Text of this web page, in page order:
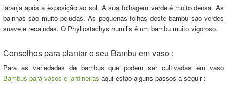
laranja após a exposição ao sol. A sua folhagem verde é muito densa. As
bainhas são muito peludas. As pequenas folhas deste bambu são verdes
suave e recaindas. O Phyllostachys humilis é um bambu muito vigoroso.
Conselhos para plantar o seu Bambu em vaso :
Para as variedades de bambus que podem ser cultivadas em vaso
Bambus para vasos e jardineiras aqui estão alguns passos a seguir :